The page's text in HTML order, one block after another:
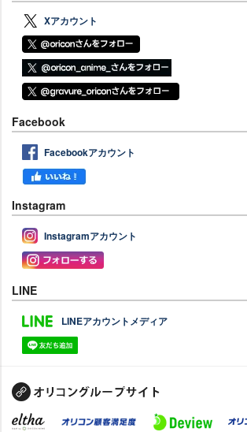
Xアカウント
Facebook
Facebookアカウント
Instagram
Instagramアカウント
LINE
LINEアカウントメディア